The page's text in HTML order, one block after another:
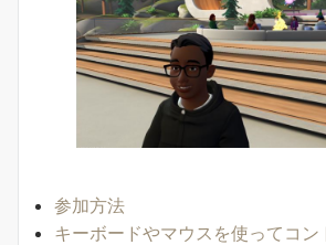
参加方法
キーボードやマウスを使ってコン